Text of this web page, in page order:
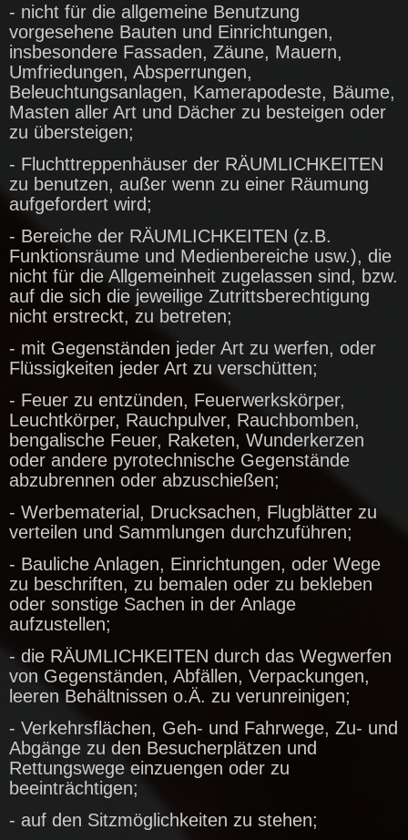
- nicht für die allgemeine Benutzung
vorgesehene Bauten und Einrichtungen,
insbesondere Fassaden, Zäune, Mauern,
Umfriedungen, Absperrungen,
Beleuchtungsanlagen, Kamerapodeste, Bäume,
Masten aller Art und Dächer zu besteigen oder
zu übersteigen;
- Fluchttreppenhäuser der RÄUMLICHKEITEN
zu benutzen, außer wenn zu einer Räumung
aufgefordert wird;
- Bereiche der RÄUMLICHKEITEN (z.B.
Funktionsräume und Medienbereiche usw.), die
nicht für die Allgemeinheit zugelassen sind, bzw.
auf die sich die jeweilige Zutrittsberechtigung
nicht erstreckt, zu betreten;
- mit Gegenständen jeder Art zu werfen, oder
Flüssigkeiten jeder Art zu verschütten;
- Feuer zu entzünden, Feuerwerkskörper,
Leuchtkörper, Rauchpulver, Rauchbomben,
bengalische Feuer, Raketen, Wunderkerzen
oder andere pyrotechnische Gegenstände
abzubrennen oder abzuschießen;
- Werbematerial, Drucksachen, Flugblätter zu
verteilen und Sammlungen durchzuführen;
- Bauliche Anlagen, Einrichtungen, oder Wege
zu beschriften, zu bemalen oder zu bekleben
oder sonstige Sachen in der Anlage
aufzustellen;
- die RÄUMLICHKEITEN durch das Wegwerfen
von Gegenständen, Abfällen, Verpackungen,
leeren Behältnissen o.Ä. zu verunreinigen;
- Verkehrsflächen, Geh- und Fahrwege, Zu- und
Abgänge zu den Besucherplätzen und
Rettungswege einzuengen oder zu
beeinträchtigen;
- auf den Sitzmöglichkeiten zu stehen;